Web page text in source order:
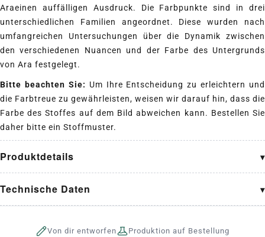
Araeinen auffälligen Ausdruck. Die Farbpunkte sind in drei
unterschiedlichen Familien angeordnet. Diese wurden nach
umfangreichen Untersuchungen über die Dynamik zwischen
den verschiedenen Nuancen und der Farbe des Untergrunds
von Ara festgelegt.
Bitte beachten Sie: Um Ihre Entscheidung zu erleichtern und
die Farbtreue zu gewährleisten, weisen wir darauf hin, dass die
Farbe des Stoffes auf dem Bild abweichen kann. Bestellen Sie
daher bitte ein Stoffmuster.
Produktdetails
Technische Daten
Von dir entworfen
Produktion auf Bestellung